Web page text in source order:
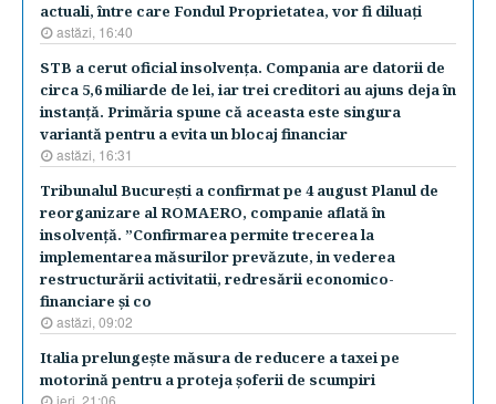
actuali, între care Fondul Proprietatea, vor fi diluaţi
astăzi, 16:40
STB a cerut oficial insolvenţa. Compania are datorii de
circa 5,6 miliarde de lei, iar trei creditori au ajuns deja în
instanţă. Primăria spune că aceasta este singura
variantă pentru a evita un blocaj financiar
astăzi, 16:31
Tribunalul Bucureşti a confirmat pe 4 august Planul de
reorganizare al ROMAERO, companie aflată în
insolvenţă. ”Confirmarea permite trecerea la
implementarea măsurilor prevăzute, in vederea
restructurării activitatii, redresării economico-
financiare şi co
astăzi, 09:02
Italia prelungeşte măsura de reducere a taxei pe
motorină pentru a proteja şoferii de scumpiri
ieri, 21:06